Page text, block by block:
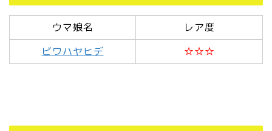
ウマ娘名
レア度
ビワハヤヒデ
☆☆☆